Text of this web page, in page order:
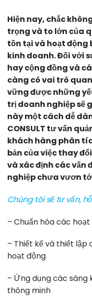
Hiện nay, chắc
trọng và to lớn của
tồn tại và hoạt
kinh doanh. Đối với
hay cộng đồng và
càng có vai trò
vững được những
trị doanh nghiệp sẽ
này một cách dễ
CONSULT tư vấn
khách hàng phân
bản của việc thay
và xác định các vấn
nghiệp chưa vươn
Chúng tôi sẽ tư vấn,
– Chuẩn hóa các
– Thiết kế và thiết lập
hoạt động
– Ứng dụng các sáng
thông minh